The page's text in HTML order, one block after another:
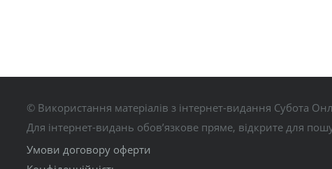
© Використання матеріалів з інтернет-видання Субота
Для інтернет-видань обов’язкове пряме, відкрите для
Умови договору оферти